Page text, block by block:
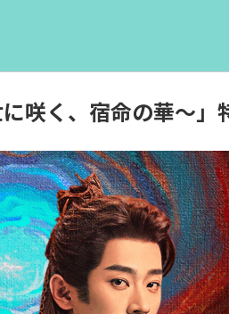
に咲く、宿命の華～」